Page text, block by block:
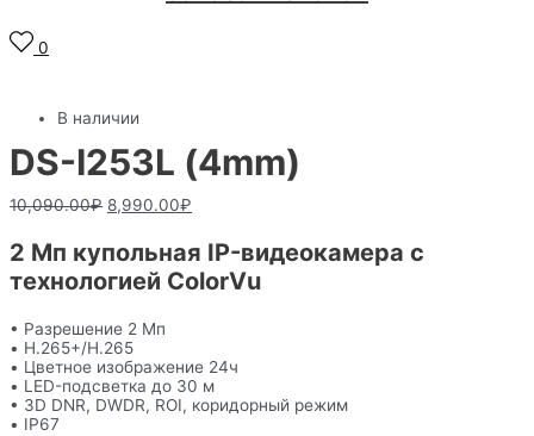
0
В наличии
DS-I253L (4mm)
10,090.00₽ 8,990.00₽
2 Мп купольная IP-видеокамера с
технологией ColorVu
• Разрешение 2 Мп
• H.265+/H.265
• Цветное изображение 24ч
• LED-подсветка до 30 м
• 3D DNR, DWDR, ROI, коридорный режим
• IP67